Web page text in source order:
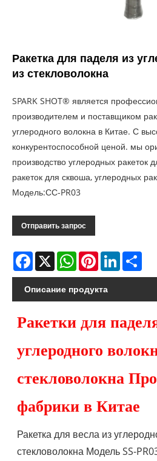
Ракетка для паделя из
из стекловолокна
SPARK SHOT® является
производителем и поставщиком
углеродного волокна в Китае. С
конкурентоспособной ценой. мы
производство углеродных ракеток
ракеток для сквоша, углеродных
Модель:СС-PR03
Отправить запрос
Facebook
X WhatsAppPinterestLinkedIn
Описание продукта
Ракетки для
углеродного
стекловолокна
фабрики в Китае
Ракетка для весла из
стекловолокна Модель SS-